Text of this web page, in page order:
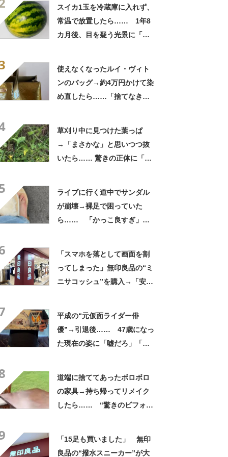
スイカ1玉を冷蔵庫に入れず、
常温で放置したら…… 1年8
カ月後、目を疑う光景に「ヤ
使えなくなったルイ・ヴィト
ンのバッグ→約4万円かけて染
め直したら……「捨てなきゃ
草刈り中に見つけた葉っぱ
→「まさかな」と思いつつ抜
いたら…… 驚きの正体に「お
ライブに行く道中でサンダル
が崩壊→裸足で困っていた
ら…… 「かっこ良すぎ」ま
「スマホを落として画面を割
ってしまった」無印良品の“ミ
ニサコッシュ”を購入→「安心
平成の“元仮面ライダー俳
優”→引退後…… 47歳になっ
た現在の姿に「嘘だろ」「声
道端に捨ててあったボロボロ
の家具→持ち帰ってリメイク
したら…… “驚きのビフォー
「15足も買いました」 無印
良品の“撥水スニーカー”が大